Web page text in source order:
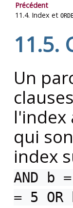
Précédent
11.4. Index et
11.5.
Un
l'index
qui
index
AND b
= 5 OR